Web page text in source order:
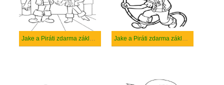
Jake a Piráti zdarma základní tisknutelné Jake a Piráti zdarma základní